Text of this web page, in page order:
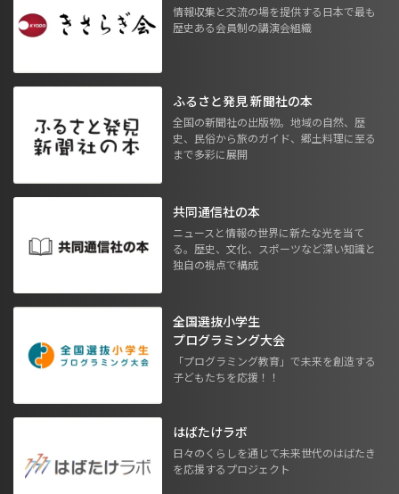
情報収集と交流の場を提供する日本で最も
歴史ある会員制の講演会組織
ふるさと発見 新聞社の本
全国の新聞社の出版物。地域の自然、歴
史、民俗から旅のガイド、郷土料理に至る
まで多彩に展開
共同通信社の本
ニュースと情報の世界に新たな光を当て
る。歴史、文化、スポーツなど深い知識と
独自の視点で構成
全国選抜小学生
プログラミング大会
「プログラミング教育」で未来を創造する
子どもたちを応援！！
はばたけラボ
日々のくらしを通じて未来世代のはばたき
を応援するプロジェクト